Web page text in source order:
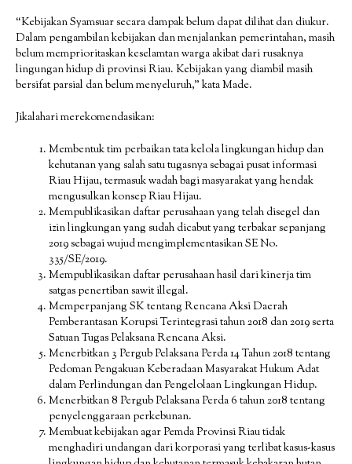
“Kebijakan Syamsuar secara dampak belum dapat dilihat dan diukur.
Dalam pengambilan kebijakan dan menjalankan pemerintahan, masih
belum memprioritaskan keselamtan warga akibat dari rusaknya
lingungan hidup di provinsi Riau. Kebijakan yang diambil masih
bersifat parsial dan belum menyeluruh,” kata Made.
Jikalahari merekomendasikan:
Membentuk tim perbaikan tata kelola lingkungan hidup dan
kehutanan yang salah satu tugasnya sebagai pusat informasi
Riau Hijau, termasuk wadah bagi masyarakat yang hendak
mengusulkan konsep Riau Hijau.
Mempublikasikan daftar perusahaan yang telah disegel dan
izin lingkungan yang sudah dicabut yang terbakar sepanjang
2019 sebagai wujud mengimplementasikan SE No.
335/SE/2019.
Mempublikasikan daftar perusahaan hasil dari kinerja tim
satgas penertiban sawit illegal.
Memperpanjang SK tentang Rencana Aksi Daerah
Pemberantasan Korupsi Terintegrasi tahun 2018 dan 2019 serta
Satuan Tugas Pelaksana Rencana Aksi.
Menerbitkan 3 Pergub Pelaksana Perda 14 Tahun 2018 tentang
Pedoman Pengakuan Keberadaan Masyarakat Hukum Adat
dalam Perlindungan dan Pengelolaan Lingkungan Hidup.
Menerbitkan 8 Pergub Pelaksana Perda 6 tahun 2018 tentang
penyelenggaraan perkebunan.
Membuat kebijakan agar Pemda Provinsi Riau tidak
menghadiri undangan dari korporasi yang terlibat kasus-kasus